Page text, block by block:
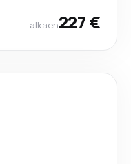
alkaen227 €